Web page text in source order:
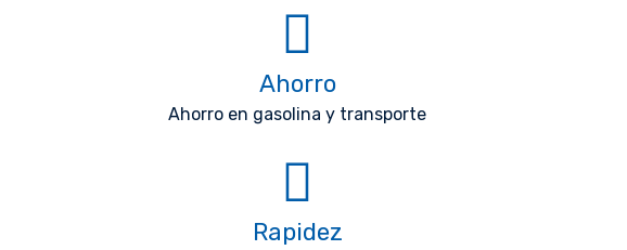
Ahorro
Ahorro en gasolina y transporte
Rapidez